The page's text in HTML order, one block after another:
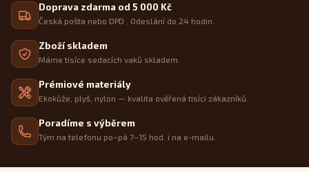
Doprava zdarma od 5 000 Kč
Česká pošta nebo DPD . Odeslání do 24 hodin.
Zboží skladem
Máme tisíce sedacích vaků skladem.
Prémiové materiály
Ekokůže, plyš, nylon — kvalita ověřená tisíci zákazníků.
Poradíme s výběrem
Tým na telefonu po–pá 7–15 hod. i na e-mailu.